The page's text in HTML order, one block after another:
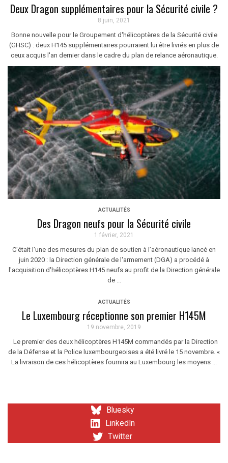
Deux Dragon supplémentaires pour la Sécurité civile ?
8 juin, 2021
Bonne nouvelle pour le Groupement d'hélicoptères de la Sécurité civile
(GHSC) : deux H145 supplémentaires pourraient lui être livrés en plus de
ceux acquis l'an dernier dans le cadre du plan de relance aéronautique.
ACTUALITÉS
Des Dragon neufs pour la Sécurité civile
1 février, 2021
C'était l'une des mesures du plan de soutien à l’aéronautique lancé en
juin 2020 : la Direction générale de l'armement (DGA) a procédé à
l'acquisition d'hélicoptères H145 neufs au profit de la Direction générale
de ...
ACTUALITÉS
Le Luxembourg réceptionne son premier H145M
19 novembre, 2019
Le premier des deux hélicoptères H145M commandés par la Direction
de la Défense et la Police luxembourgeoises a été livré le 15 novembre. «
La livraison de ces hélicoptères fournira au Luxembourg les moyens ...
Bluesky
LinkedIn
Twitter